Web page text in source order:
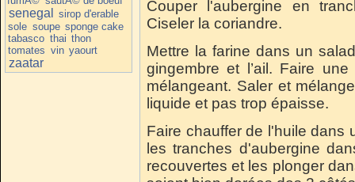
senegal
sirop d'erable
sole soupe sponge cake
tabasco thai thon
tomates vin yaourt
zaatar
Couper l'aubergine en
Ciseler la coriandre.
Mettre la farine dans un
gingembre et l’ail. Faire
mélangeant. Saler et
liquide et pas trop épaisse.
Faire chauffer de l'huile dans
les tranches d'aubergine
recouvertes et les plonger